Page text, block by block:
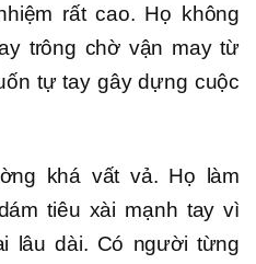
rất cao. Họ không
trông chờ vận may từ
tự tay gây dựng cuộc
khá vất vả. Họ làm
tiêu xài mạnh tay vì
lâu dài. Có người từng